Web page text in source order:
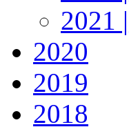
2021
2020
2019
2018